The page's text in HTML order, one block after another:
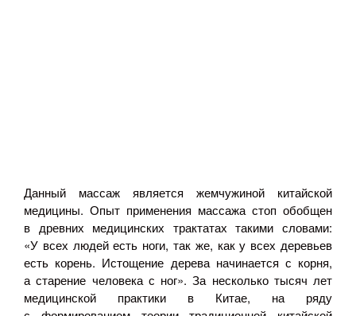
Данный массаж является жемчужиной китайской
медицины. Опыт применения массажа стоп обобщен
в древних медицинских трактатах такими словами:
«У всех людей есть ноги, так же, как у всех деревьев
есть корень. Истощение дерева начинается с корня,
а старение человека с ног». За несколько тысяч лет
медицинской практики в Китае, на ряду